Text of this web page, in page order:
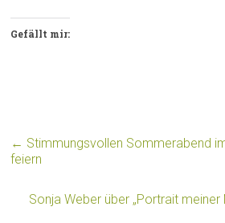
Gefällt mir:
← Stimmungsvollen Sommerabend
feiern
Sonja Weber über „Portrait meiner